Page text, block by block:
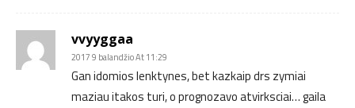
vvyyggaa
2017 9 balandžio At 11:29
Gan idomios lenktynes, bet kazkaip drs zymiai
maziau itakos turi, o prognozavo atvirksciai… gaila